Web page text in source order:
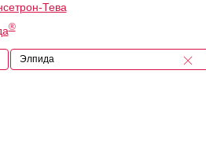
Тева
®